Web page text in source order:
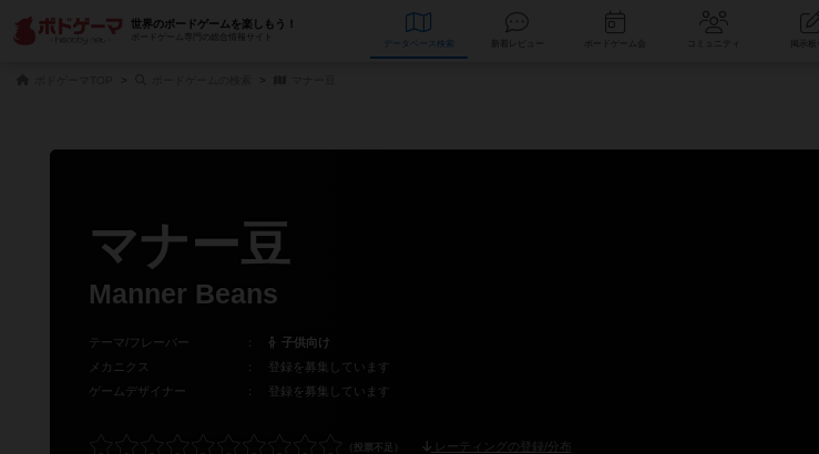
世界のボードゲームを楽しもう！
ボードゲーム専門の総合情報サイト
データベース コミュニティ
マナー豆
Manner Beans
テーマ/フレーバー ：
子供向け
メカニクス
：
登録を募集しています
ゲームデザイナー
： 登録を募集しています
レーティングの登録/分布